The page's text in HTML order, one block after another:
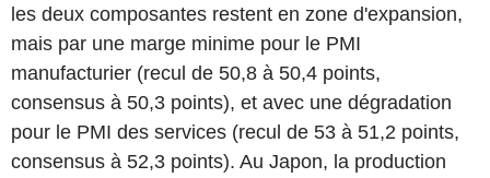
les deux composantes restent en zone d'expansion,
mais par une marge minime pour le PMI
manufacturier (recul de 50,8 à 50,4 points,
consensus à 50,3 points), et avec une dégradation
pour le PMI des services (recul de 53 à 51,2 points,
consensus à 52,3 points). Au Japon, la production